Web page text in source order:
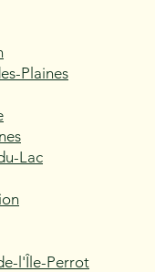
Plaines
Lac
l'Île-Perrot